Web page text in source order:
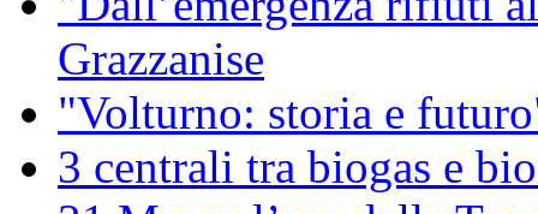
Grazzanise
"Volturno: storia e
3 centrali tra biogas e